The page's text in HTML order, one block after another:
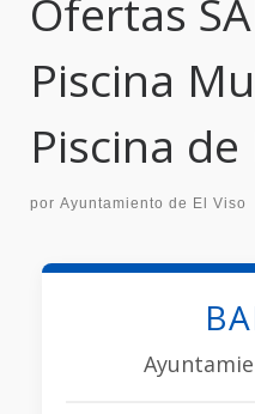
Ofertas
Piscina
Piscina de
por Ayuntamiento de El Viso